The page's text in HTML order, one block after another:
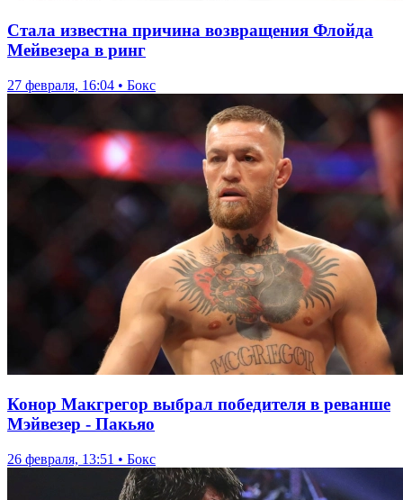
Стала известна причина возвращения Флойда
Мейвезера в ринг
27 февраля, 16:04 • Бокс
Конор Макгрегор выбрал победителя в реванше
Мэйвезер - Пакьяо
26 февраля, 13:51 • Бокс